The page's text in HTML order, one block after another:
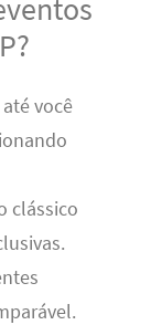
você
clássico